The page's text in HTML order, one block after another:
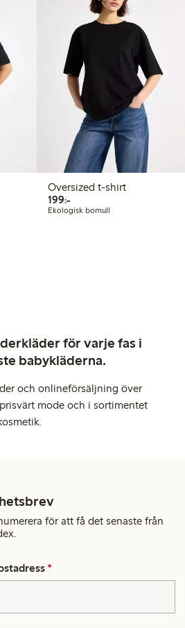
Oversized t-shirt
199:-199,00 kr
Ekologisk bomull
för varje fas i
babykläderna.
och onlineförsäljning över
mode och i sortimentet
för att få det senaste från
*